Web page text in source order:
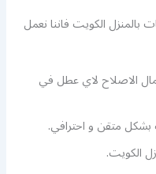
بالمنزل الكويت فاننا نعمل
الاصلاح لاي عطل في
متقن و احترافي.
الكويت.